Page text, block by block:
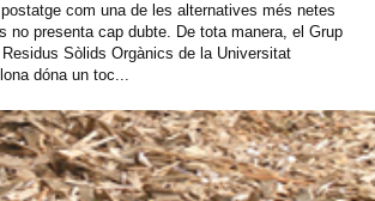
com una de les alternatives més netes
no presenta cap dubte. De tota manera, el Grup
Sòlids Orgànics de la Universitat
dóna un toc...